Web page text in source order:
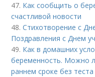
47. Как сообщить о
счастливой новости
48.Стихотворение с
Поздравления с Днем
49. Как в домашних
беременность. Можно
раннем сроке без